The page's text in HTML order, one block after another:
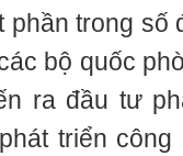
phần trong
bộ quốc
ra đầu tư
triển